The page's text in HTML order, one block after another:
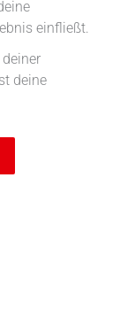
einfließt.
deine